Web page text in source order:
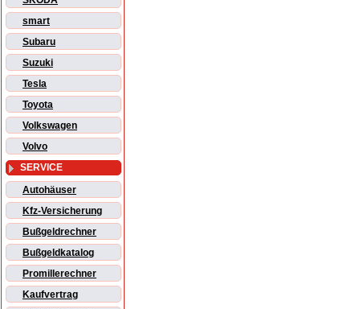
smart
Subaru
Suzuki
Tesla
Toyota
Volkswagen
Volvo
SERVICE
Autohäuser
Kfz-Versicherung
Bußgeldrechner
Bußgeldkatalog
Promillerechner
Kaufvertrag